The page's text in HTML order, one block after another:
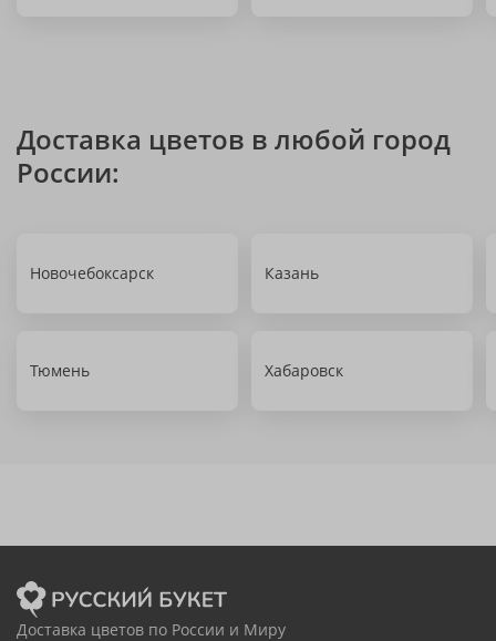
Доставка цветов в любой город
России:
Новочебоксарск Казань
Тюмень Хабаровск
Доставка цветов по России и Миру